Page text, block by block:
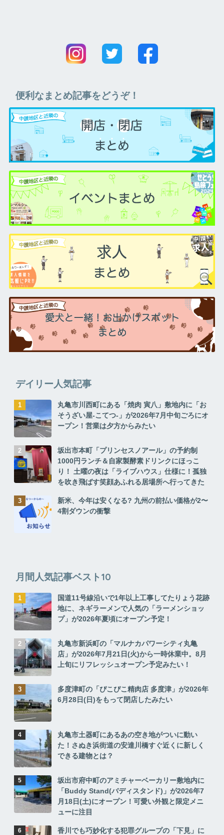
便利なまとめ記事をどうぞ！
デイリー人気記事
丸亀市川西町にある「焼肉 寅八」敷地内に「お
そうざい屋-こてつ-」が2026年7月中旬ごろにオ
ープン！営業は夕方からみたい
坂出市本町「プリンセスノアール」の予約制
1000円ランチ＆自家製酵素ドリンクにほっこ
り！ 土曜の夜は「ライブハウス」仕様に！孤独
を吹き飛ばす笑顔あふれる居場所へ行ってきた
新米、今年は安くなる? 九州の前払い価格が2〜
4割ダウンの衝撃
月間人気記事ベスト10
国道11号線沿いで1年以上工事してたりょう花跡
地に、ネギラーメンで人気の「ラーメンショッ
プ」が2026年夏頃にオープン予定！
丸亀市新浜町の「マルナカパワーシティ丸亀
店」が2026年7月21日(火)から一時休業中。8月
上旬にリフレッシュオープン予定みたい！
多度津町の「ぴこぴこ精肉店 多度津」が2026年
6月28日(日)をもって閉店したみたい
丸亀市土器町にあるあの空き地がついに動い
た！さぬき浜街道の安達川橋すぐ近くに新しく
できる建物とは？
坂出市府中町のアミチャーベーカリー敷地内に
「Buddy Stand(バディスタンド)」が2026年7
月18日(土)にオープン！可愛い外観と限定メニ
ューに注目
香川でも巧妙化する犯罪グループの「下見」に